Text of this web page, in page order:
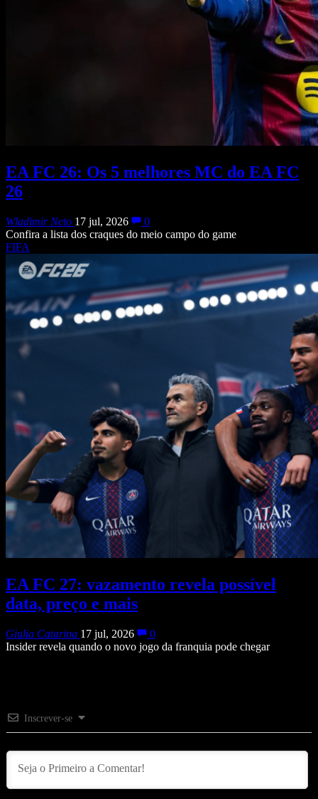
EA FC 26: Os 5 melhores MC do EA FC
26
Wladimir Neto 17 jul, 2026
0
Confira a lista dos craques do meio campo do game
FIFA
EA FC 27: vazamento revela possível
data, preço e mais
Giulia Catarina 17 jul, 2026
0
Insider revela quando o novo jogo da franquia pode chegar
Inscrever-se